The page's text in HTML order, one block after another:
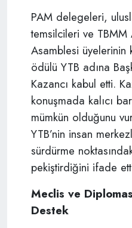
PAM delegeleri,
temsilcileri ve
Asamblesi üyelerinin
ödülü YTB adına
Kazancı kabul etti.
konuşmada kalıcı
mümkün olduğunu
YTB’nin insan
sürdürme
pekiştirdiğini ifade
Meclis ve
Destek